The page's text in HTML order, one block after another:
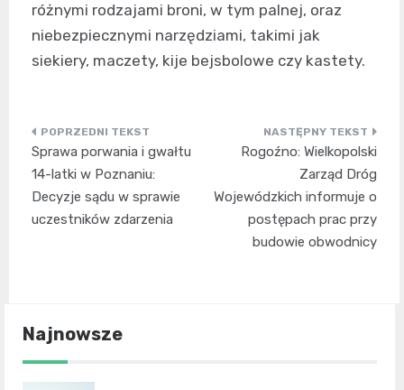
różnymi rodzajami broni, w tym palnej, oraz
niebezpiecznymi narzędziami, takimi jak
siekiery, maczety, kije bejsbolowe czy kastety.
Nawigacja
wpisu
Sprawa porwania i gwałtu
14-latki w Poznaniu:
Decyzje sądu w sprawie
uczestników zdarzenia
Rogoźno: Wielkopolski
Zarząd Dróg
Wojewódzkich informuje o
postępach prac przy
budowie obwodnicy
Najnowsze